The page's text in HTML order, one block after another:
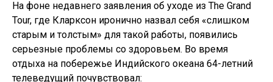
На фоне недавнего заявления об уходе из The Grand
Tour, где Кларксон иронично назвал себя «слишком
старым и толстым» для такой работы, появились
серьезные проблемы со здоровьем. Во время
отдыха на побережье Индийского океана 64-летний
телеведущий почувствовал: